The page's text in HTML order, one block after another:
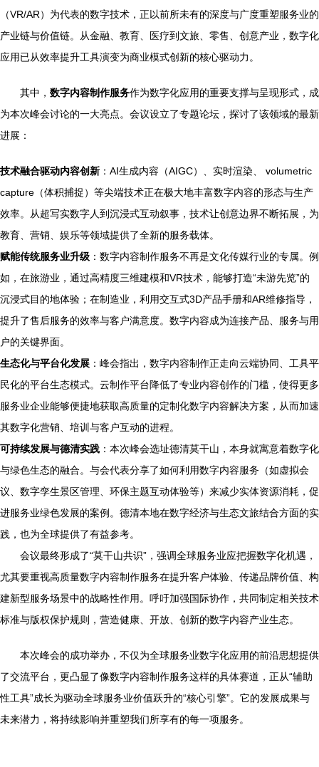
（VR/AR）为代表的数字技术，正以前所未有的深度与广度重塑服务业的
产业链与价值链。从金融、教育、医疗到文旅、零售、创意产业，数字化
应用已从效率提升工具演变为商业模式创新的核心驱动力。
其中， 数字内容制作服务作为数字化应用的重要支撑与呈现形式，成
为本次峰会讨论的一大亮点。会议设立了专题论坛，探讨了该领域的最新
进展：
技术融合驱动内容创新 ：AI生成内容（AIGC）、实时渲染、 volumetric
capture（体积捕捉）等尖端技术正在极大地丰富数字内容的形态与生产
效率。从超写实数字人到沉浸式互动叙事，技术让创意边界不断拓展，为
教育、营销、娱乐等领域提供了全新的服务载体。
赋能传统服务业升级 ：数字内容制作服务不再是文化传媒行业的专属。例
如，在旅游业，通过高精度三维建模和VR技术，能够打造“未游先览”的
沉浸式目的地体验；在制造业，利用交互式3D产品手册和AR维修指导，
提升了售后服务的效率与客户满意度。数字内容成为连接产品、服务与用
户的关键界面。
生态化与平台化发展 ：峰会指出，数字内容制作正走向云端协同、工具平
民化的平台生态模式。云制作平台降低了专业内容创作的门槛，使得更多
服务业企业能够便捷地获取高质量的定制化数字内容解决方案，从而加速
其数字化营销、培训与客户互动的进程。
可持续发展与德清实践 ：本次峰会选址德清莫干山，本身就寓意着数字化
与绿色生态的融合。与会代表分享了如何利用数字内容服务（如虚拟会
议、数字孪生景区管理、环保主题互动体验等）来减少实体资源消耗，促
进服务业绿色发展的案例。德清本地在数字经济与生态文旅结合方面的实
践，也为全球提供了有益参考。
会议最终形成了“莫干山共识”，强调全球服务业应把握数字化机遇，
尤其要重视高质量数字内容制作服务在提升客户体验、传递品牌价值、构
建新型服务场景中的战略性作用。呼吁加强国际协作，共同制定相关技术
标准与版权保护规则，营造健康、开放、创新的数字内容产业生态。
本次峰会的成功举办，不仅为全球服务业数字化应用的前沿思想提供
了交流平台，更凸显了像数字内容制作服务这样的具体赛道，正从“辅助
性工具”成长为驱动全球服务业价值跃升的“核心引擎”。它的发展成果与
未来潜力，将持续影响并重塑我们所享有的每一项服务。